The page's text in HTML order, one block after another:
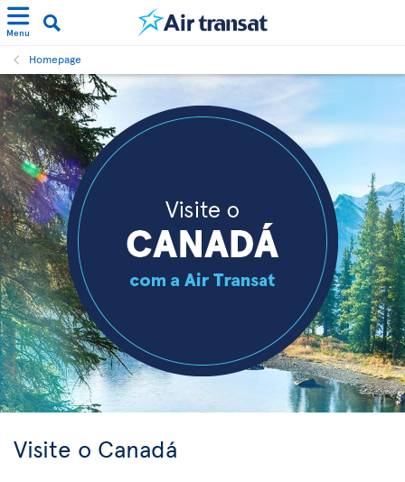
Menu
Homepage
Visite o Canadá